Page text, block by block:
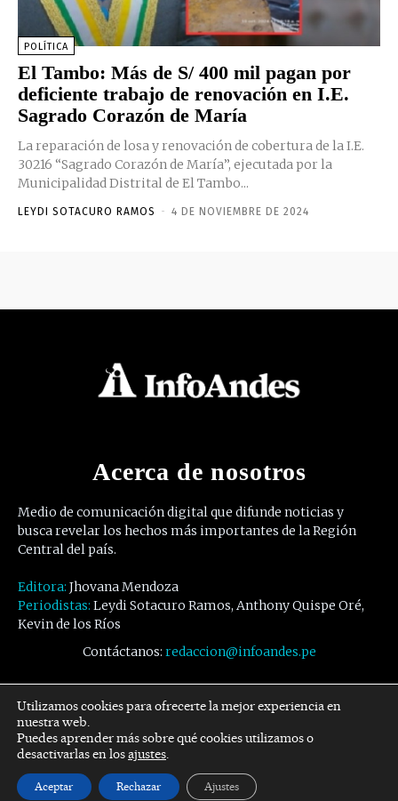
POLÍTICA
El Tambo: Más de S/ 400 mil pagan por
deficiente trabajo de renovación en I.E.
Sagrado Corazón de María
La reparación de losa y renovación de cobertura de la I.E.
30216 “Sagrado Corazón de María”, ejecutada por la
Municipalidad Distrital de El Tambo...
LEYDI SOTACURO RAMOS - 4 DE NOVIEMBRE DE 2024
Acerca de nosotros
Medio de comunicación digital que difunde noticias y
busca revelar los hechos más importantes de la Región
Central del país.
Editora: Jhovana Mendoza
Periodistas: Leydi Sotacuro Ramos, Anthony Quispe Oré,
Kevin de los Ríos
Contáctanos: redaccion@infoandes.pe
Síguenos
Facebook Twitter Youtube
Utilizamos cookies para ofrecerte la mejor experiencia en
nuestra web.
Puedes aprender más sobre qué cookies utilizamos o
desactivarlas en losajustes.
Aceptar Rechazar Ajustes